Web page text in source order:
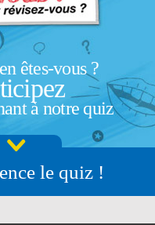
êtes-vous ?
à notre quiz
le quiz !